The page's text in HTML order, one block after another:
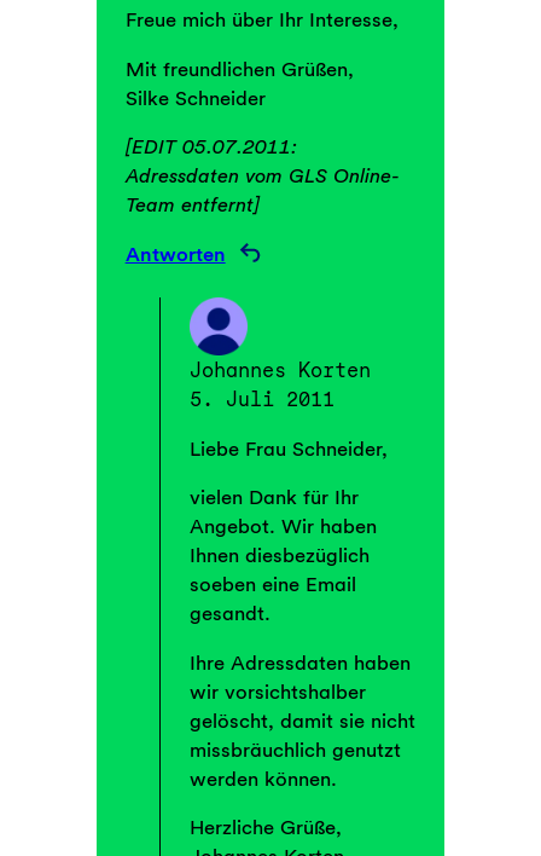
Freue mich über Ihr Interesse,
Mit freundlichen Grüßen,
Silke Schneider
[EDIT 05.07.2011:
Adressdaten vom GLS Online-
Team entfernt]
Antworten
Johannes Korten
5. Juli 2011
Liebe Frau Schneider,
vielen Dank für Ihr
Angebot. Wir haben
Ihnen diesbezüglich
soeben eine Email
gesandt.
Ihre Adressdaten haben
wir vorsichtshalber
gelöscht, damit sie nicht
missbräuchlich genutzt
werden können.
Herzliche Grüße,